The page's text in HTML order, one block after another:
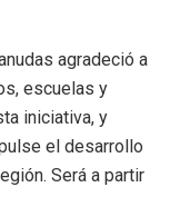
agradeció a
escuelas y
iniciativa, y
el desarrollo
Será a partir